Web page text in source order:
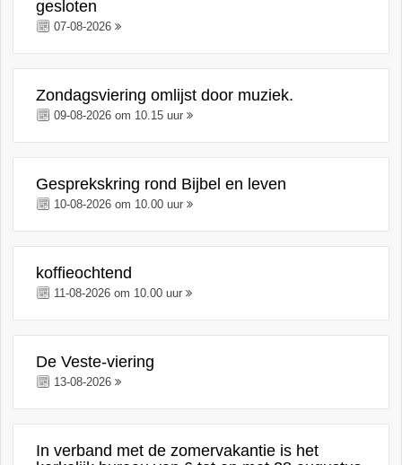
gesloten
07-08-2026
Zondagsviering omlijst door muziek.
09-08-2026 om 10.15 uur
Gesprekskring rond Bijbel en leven
10-08-2026 om 10.00 uur
koffieochtend
11-08-2026 om 10.00 uur
De Veste-viering
13-08-2026
In verband met de zomervakantie is het